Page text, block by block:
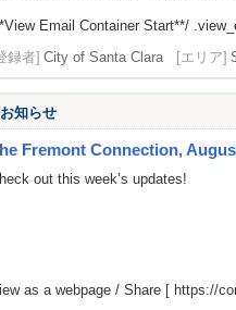
Email Container Start**/
録者] City of Santa Clara [エリア]
お知らせ
Fremont Connection,
out this week’s updates!
as a webpage / Share [ https://